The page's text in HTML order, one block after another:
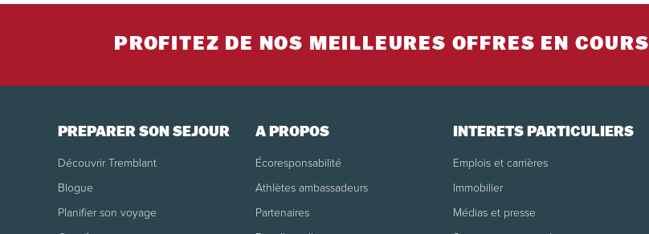
PROFITEZ DE NOS MEILLEURES OFFRES EN COURS
PRÉPARER SON SÉJOUR
Découvrir Tremblant
Blogue
Planifier son voyage
À PROPOS
Écoresponsabilité
Athlètes ambassadeurs
Partenaires
INTÉRÊTS PARTICULIERS
Emplois et carrières
Immobilier
Médias et presse